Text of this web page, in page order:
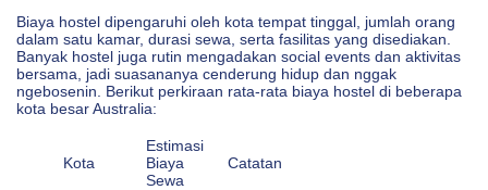
Biaya hostel dipengaruhi oleh kota tempat tinggal, jumlah orang
dalam satu kamar, durasi sewa, serta fasilitas yang disediakan.
Banyak hostel juga rutin mengadakan social events dan aktivitas
bersama, jadi suasananya cenderung hidup dan nggak
ngebosenin. Berikut perkiraan rata-rata biaya hostel di beberapa
kota besar Australia:
Kota
Estimasi
Biaya
Sewa
Catatan